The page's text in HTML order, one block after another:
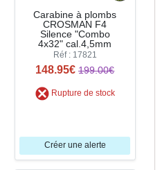
Carabine à plombs
CROSMAN F4
Silence "Combo
4x32" cal.4,5mm
Réf : 17821
148.95€ 199.00€
Rupture de stock
Créer une alerte